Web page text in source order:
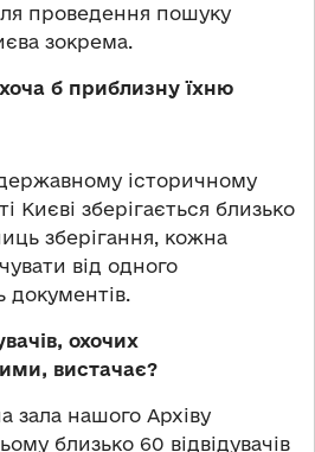
проведення пошуку
зокрема.
б приблизну їхню
історичному
Києві зберігається близько
зберігання, кожна
від одного
документів.
охочих
вистачає?
зала нашого Архіву
близько 60 відвідувачів